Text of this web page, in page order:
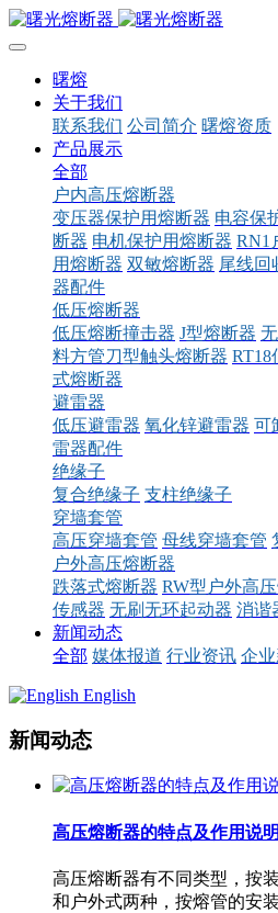
曙熔
关于我们
联系我们 公司简介 曙熔资质
产品展示
全部
户内高压熔断器
变压器保护用熔断器 电容保
断器 电机保护用熔断器 RN1
用熔断器 双敏熔断器 尾线回
器配件
低压熔断器
低压熔断撞击器 J型熔断器
料方管刀型触头熔断器 RT18
式熔断器
避雷器
低压避雷器 氧化锌避雷器 可
雷器配件
绝缘子
复合绝缘子 支柱绝缘子
穿墙套管
高压穿墙套管 母线穿墙套管
户外高压熔断器
跌落式熔断器 RW型户外高
传感器 无刷无环起动器 消谐
新闻动态
全部 媒体报道 行业资讯 企
English
新闻动态
高压熔断器的特点及作用说明
高压熔断器有不同类型，按
和户外式两种，按熔管的安